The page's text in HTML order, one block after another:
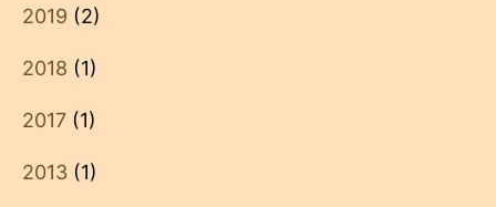
2019 (2)
2018 (1)
2017 (1)
2013 (1)